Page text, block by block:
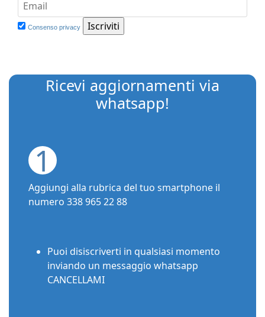
Consenso privacy
Ricevi aggiornamenti via
whatsapp!
1
Aggiungi alla rubrica del tuo smartphone il
numero 338 965 22 88
Puoi disiscriverti in qualsiasi momento
inviando un messaggio whatsapp
CANCELLAMI